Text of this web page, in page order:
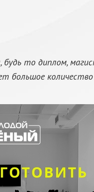
то диплом,
большое